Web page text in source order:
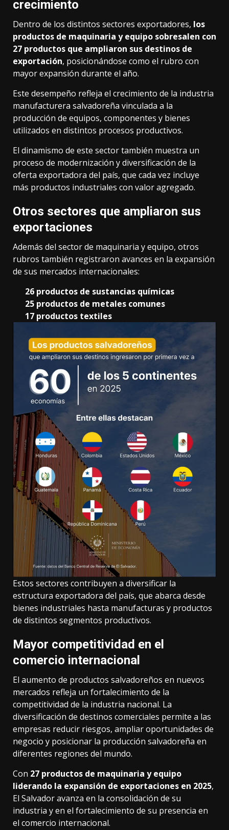
crecimiento
Dentro de los distintos sectores exportadores, los
productos de maquinaria y equipo sobresalen con
27 productos que ampliaron sus destinos de
exportación, posicionándose como el rubro con
mayor expansión durante el año.
Este desempeño refleja el crecimiento de la industria
manufacturera salvadoreña vinculada a la
producción de equipos, componentes y bienes
utilizados en distintos procesos productivos.
El dinamismo de este sector también muestra un
proceso de modernización y diversificación de la
oferta exportadora del país, que cada vez incluye
más productos industriales con valor agregado.
Otros sectores que ampliaron sus
exportaciones
Además del sector de maquinaria y equipo, otros
rubros también registraron avances en la expansión
de sus mercados internacionales:
26 productos de sustancias químicas
25 productos de metales comunes
17 productos textiles
Estos sectores contribuyen a diversificar la
estructura exportadora del país, que abarca desde
bienes industriales hasta manufacturas y productos
de distintos segmentos productivos.
Mayor competitividad en el
comercio internacional
El aumento de productos salvadoreños en nuevos
mercados refleja un fortalecimiento de la
competitividad de la industria nacional. La
diversificación de destinos comerciales permite a las
empresas reducir riesgos, ampliar oportunidades de
negocio y posicionar la producción salvadoreña en
diferentes regiones del mundo.
Con 27 productos de maquinaria y equipo
liderando la expansión de exportaciones en 2025,
El Salvador avanza en la consolidación de su
industria y en el fortalecimiento de su presencia en
el comercio internacional.